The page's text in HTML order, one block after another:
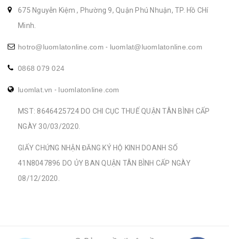
675 Nguyễn Kiệm , Phường 9, Quận Phú Nhuận, TP. Hồ CHí
Minh.
hotro@luomlatonline.com - luomlat@luomlatonline.com
0868 079 024
luomlat.vn - luomlatonline.com
MST: 8646425724 DO CHI CỤC THUẾ QUẬN TÂN BÌNH CẤP
NGÀY 30/03/2020.
GIẤY CHỨNG NHẬN ĐĂNG KÝ HỘ KINH DOANH SỐ
41N8047896 DO ỦY BAN QUẬN TÂN BÌNH CẤP NGÀY
08/12/2020.